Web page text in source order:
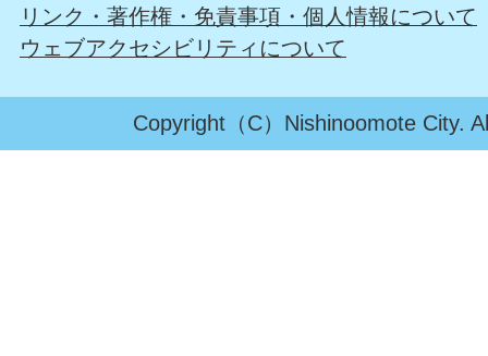
リンク・著作権・免責事項・個人情報について
ウェブアクセシビリティについて
Copyright（C）Nishinoomote City.